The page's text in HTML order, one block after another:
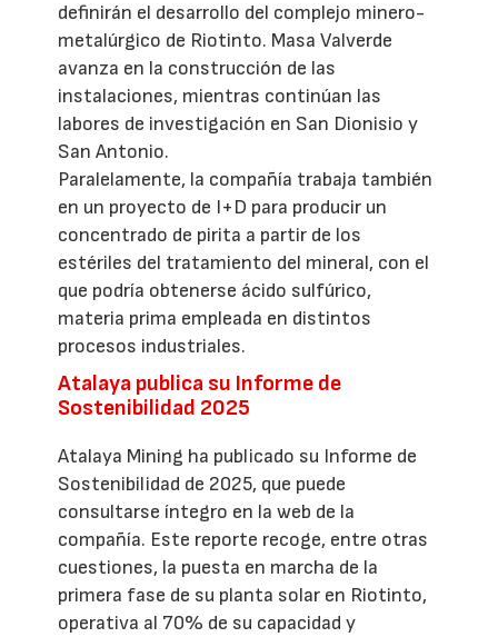
definirán el desarrollo del complejo minero-
metalúrgico de Riotinto. Masa Valverde
avanza en la construcción de las
instalaciones, mientras continúan las
labores de investigación en San Dionisio y
San Antonio.
Paralelamente, la compañía trabaja también
en un proyecto de I+D para producir un
concentrado de pirita a partir de los
estériles del tratamiento del mineral, con el
que podría obtenerse ácido sulfúrico,
materia prima empleada en distintos
procesos industriales.
Atalaya publica su Informe de
Sostenibilidad 2025
Atalaya Mining ha publicado su Informe de
Sostenibilidad de 2025, que puede
consultarse íntegro en la web de la
compañía. Este reporte recoge, entre otras
cuestiones, la puesta en marcha de la
primera fase de su planta solar en Riotinto,
operativa al 70% de su capacidad y